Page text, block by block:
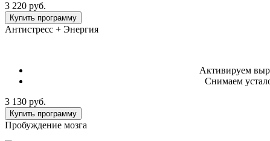
3 220 руб.
Купить программу
Антистресс + Энергия
Активируем
Снимаем
3 130 руб.
Купить программу
Пробуждение мозга